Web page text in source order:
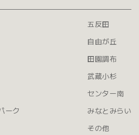
ーク
五反田
自由が丘
田園調布
武蔵小杉
センター南
みなとみらい
その他